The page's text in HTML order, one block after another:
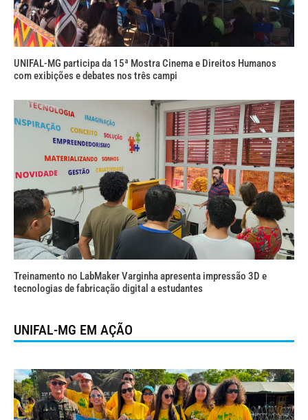
UNIFAL-MG participa da 15ª Mostra Cinema e Direitos Humanos
com exibições e debates nos três campi
Treinamento no LabMaker Varginha apresenta impressão 3D e
tecnologias de fabricação digital a estudantes
UNIFAL-MG EM AÇÃO